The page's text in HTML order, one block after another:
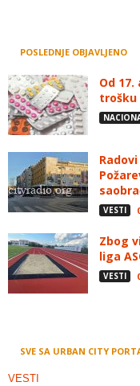
POSLEDNJE OBJAVLJENO
Od
trošku
VESTI
Zbog
liga
VESTI
SVE SA URBAN CITY
VESTI